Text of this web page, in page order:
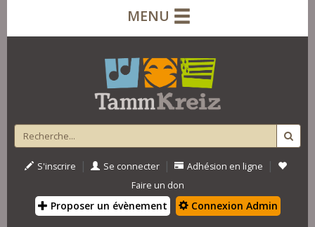
MENU
S'inscrire | Se connecter | Adhésion en ligne |
Faire un don
Proposer un évènement Connexion Admin